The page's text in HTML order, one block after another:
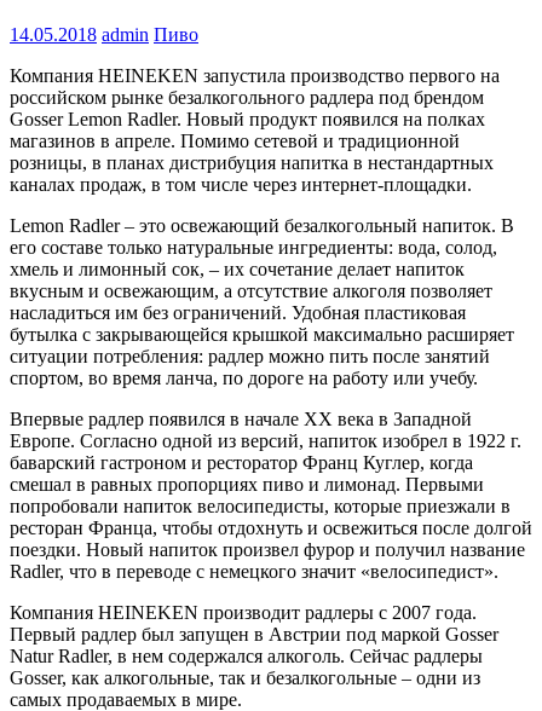
14.05.2018 admin Пиво
Компания HEINEKEN запустила производство первого на
российском рынке безалкогольного радлера под брендом
Gosser Lemon Radler. Новый продукт появился на полках
магазинов в апреле. Помимо сетевой и традиционной
розницы, в планах дистрибуция напитка в нестандартных
каналах продаж, в том числе через интернет-площадки.
Lemon Radler – это освежающий безалкогольный напиток. В
его составе только натуральные ингредиенты: вода, солод,
хмель и лимонный сок, – их сочетание делает напиток
вкусным и освежающим, а отсутствие алкоголя позволяет
насладиться им без ограничений. Удобная пластиковая
бутылка с закрывающейся крышкой максимально расширяет
ситуации потребления: радлер можно пить после занятий
спортом, во время ланча, по дороге на работу или учебу.
Впервые радлер появился в начале XX века в Западной
Европе. Согласно одной из версий, напиток изобрел в 1922 г.
баварский гастроном и ресторатор Франц Куглер, когда
смешал в равных пропорциях пиво и лимонад. Первыми
попробовали напиток велосипедисты, которые приезжали в
ресторан Франца, чтобы отдохнуть и освежиться после долгой
поездки. Новый напиток произвел фурор и получил название
Radler, что в переводе с немецкого значит «велосипедист».
Компания HEINEKEN производит радлеры с 2007 года.
Первый радлер был запущен в Австрии под маркой Gosser
Natur Radler, в нем содержался алкоголь. Сейчас радлеры
Gosser, как алкогольные, так и безалкогольные – одни из
самых продаваемых в мире.